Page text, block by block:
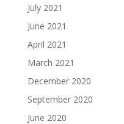
July 2021
June 2021
April 2021
March 2021
December 2020
September 2020
June 2020